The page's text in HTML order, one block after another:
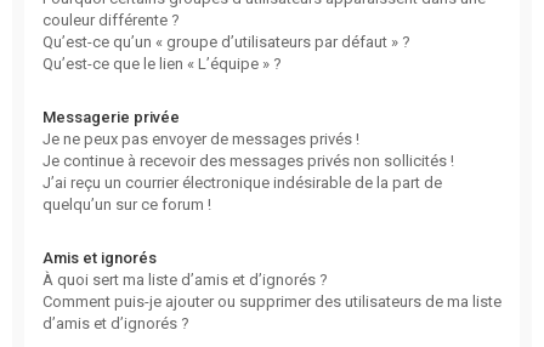
couleur différente ?
Qu’est-ce qu’un « groupe d’utilisateurs par défaut » ?
Qu’est-ce que le lien « L’équipe » ?
Messagerie privée
Je ne peux pas envoyer de messages privés !
Je continue à recevoir des messages privés non sollicités !
J’ai reçu un courrier électronique indésirable de la part de
quelqu’un sur ce forum !
Amis et ignorés
À quoi sert ma liste d’amis et d’ignorés ?
Comment puis-je ajouter ou supprimer des utilisateurs de ma liste
d’amis et d’ignorés ?